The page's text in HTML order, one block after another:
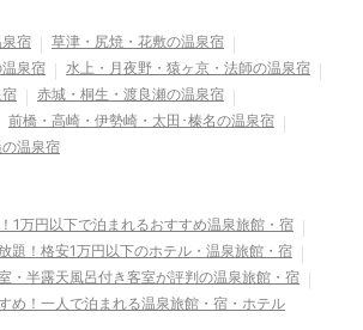
宿
草津・尻焼・花敷の温泉宿
泉宿
水上・月夜野・猿ヶ京・法師の温泉宿
赤城・桐生・渡良瀬の温泉宿
前橋・高崎・伊勢崎・太田･榛名の温泉宿
温泉宿
1万円以下で泊まれるおすすめ温泉旅館・宿
題！格安1万円以下のホテル・温泉旅館・宿
・半露天風呂付き客室が評判の温泉旅館・宿
め！一人で泊まれる温泉旅館・宿・ホテル